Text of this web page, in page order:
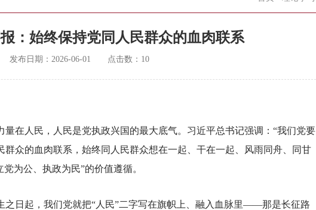
：始终保持党同人民群众的血肉联系
发布日期： 2026-06-01 点击数： 10
量在人民，人民是党执政兴国的最大底气。习近平总书记强调：“我们党要
众的血肉联系，始终同人民群众想在一起、干在一起、风雨同舟、同甘
为公、执政为民”的价值遵循。
日起，我们党就把“人民”二字写在旗帜上、融入血脉里——那是长征路